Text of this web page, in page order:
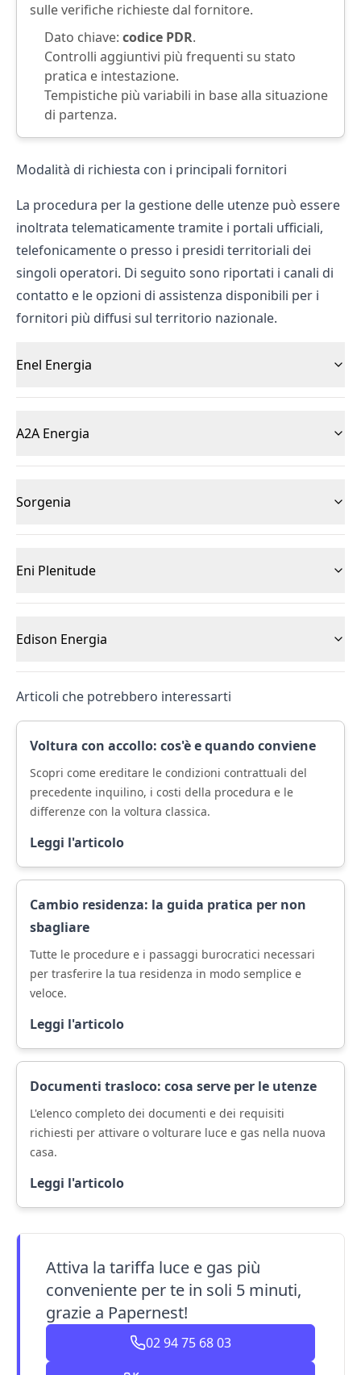
sulle verifiche richieste dal fornitore.
Dato chiave: codice PDR.
Controlli aggiuntivi più frequenti su stato
pratica e intestazione.
Tempistiche più variabili in base alla situazione
di partenza.
Modalità di richiesta con i principali fornitori
La procedura per la gestione delle utenze può essere
inoltrata telematicamente tramite i portali ufficiali,
telefonicamente o presso i presidi territoriali dei
singoli operatori. Di seguito sono riportati i canali di
contatto e le opzioni di assistenza disponibili per i
fornitori più diffusi sul territorio nazionale.
Enel Energia
A2A Energia
Sorgenia
Eni Plenitude
Edison Energia
Articoli che potrebbero interessarti
Voltura con accollo: cos'è e quando conviene
Scopri come ereditare le condizioni contrattuali del
precedente inquilino, i costi della procedura e le
differenze con la voltura classica.
Leggi l'articolo
Cambio residenza: la guida pratica per non
sbagliare
Tutte le procedure e i passaggi burocratici necessari
per trasferire la tua residenza in modo semplice e
veloce.
Leggi l'articolo
Documenti trasloco: cosa serve per le utenze
L'elenco completo dei documenti e dei requisiti
richiesti per attivare o volturare luce e gas nella nuova
casa.
Leggi l'articolo
Attiva la tariffa luce e gas più
conveniente per te in soli 5 minuti,
grazie a Papernest!
02 94 75 68 03